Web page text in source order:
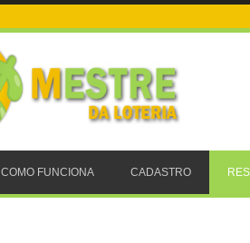
COMO FUNCIONA CADASTRO